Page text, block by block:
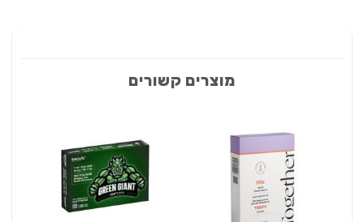
מוצרים קשורים